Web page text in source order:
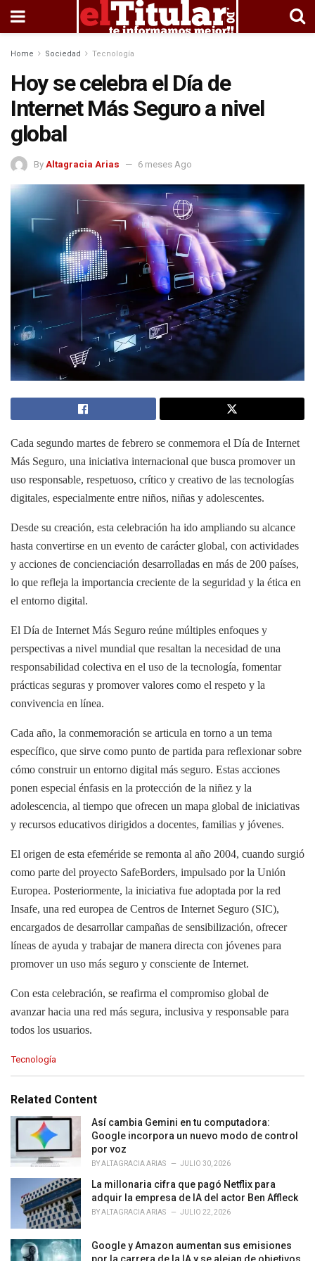
Home Sociedad Tecnología
Hoy se celebra el Día de
Internet Más Seguro a nivel
global
By Altagracia Arias 6 meses Ago
Cada segundo martes de febrero se conmemora el Día de Internet
Más Seguro, una iniciativa internacional que busca promover un
uso responsable, respetuoso, crítico y creativo de las tecnologías
digitales, especialmente entre niños, niñas y adolescentes.
Desde su creación, esta celebración ha ido ampliando su alcance
hasta convertirse en un evento de carácter global, con actividades
y acciones de concienciación desarrolladas en más de 200 países,
lo que refleja la importancia creciente de la seguridad y la ética en
el entorno digital.
El Día de Internet Más Seguro reúne múltiples enfoques y
perspectivas a nivel mundial que resaltan la necesidad de una
responsabilidad colectiva en el uso de la tecnología, fomentar
prácticas seguras y promover valores como el respeto y la
convivencia en línea.
Cada año, la conmemoración se articula en torno a un tema
específico, que sirve como punto de partida para reflexionar sobre
cómo construir un entorno digital más seguro. Estas acciones
ponen especial énfasis en la protección de la niñez y la
adolescencia, al tiempo que ofrecen un mapa global de iniciativas
y recursos educativos dirigidos a docentes, familias y jóvenes.
El origen de esta efeméride se remonta al año 2004, cuando surgió
como parte del proyecto SafeBorders, impulsado por la Unión
Europea. Posteriormente, la iniciativa fue adoptada por la red
Insafe, una red europea de Centros de Internet Seguro (SIC),
encargados de desarrollar campañas de sensibilización, ofrecer
líneas de ayuda y trabajar de manera directa con jóvenes para
promover un uso más seguro y consciente de Internet.
Con esta celebración, se reafirma el compromiso global de
avanzar hacia una red más segura, inclusiva y responsable para
todos los usuarios.
C
e
e
Tecnología
Related Content
Así cambia Gemini en tu computadora:
Google incorpora un nuevo modo de control
por voz
BYALTAGRACIA ARIAS JULIO 30, 2026
La millonaria cifra que pagó Netflix para
adquir la empresa de IA del actor Ben Affleck
BYALTAGRACIA ARIAS JULIO 22, 2026
Google y Amazon aumentan sus emisiones
por la carrera de la IA y se alejan de objetivos